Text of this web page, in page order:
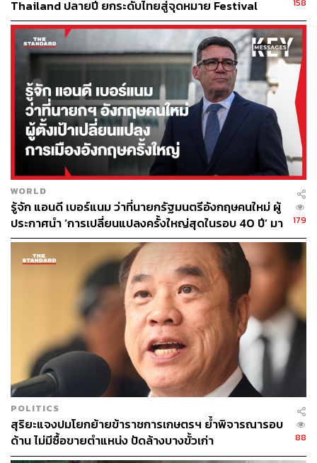
Thailand ปลายปี ยกระดับไทยสู่จุดหมาย Festival
ระดับโลก
WORLD
รู้จัก แอนดี เบอร์แนม ว่าที่นายกรัฐมนตรีอังกฤษคนใหม่ ผู้
ประกาศนำ ‘การเปลี่ยนแปลงครั้งใหญ่สุดในรอบ 40 ปี’ มา
สู่การเมืองอังกฤษ
179
POLITICS
สุริยะแจงปมโยกย้ายข้าราชการเกษตรฯ ย้ำพิจารณารอบ
ด้าน ไม่มีซื้อขายตำแหน่ง ปัดล้างบางขั้วเก่า
88